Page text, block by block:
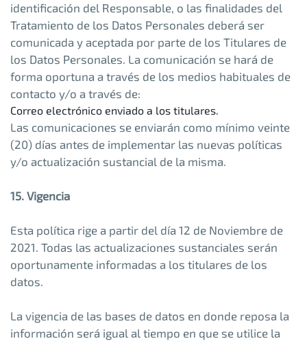
identificación del Responsable, o las finalidades del
Tratamiento de los Datos Personales deberá ser
comunicada y aceptada por parte de los Titulares de
los Datos Personales. La comunicación se hará de
forma oportuna a través de los medios habituales de
contacto y/o a través de:
Correo electrónico enviado a los titulares.
Las comunicaciones se enviarán como mínimo veinte
(20) días antes de implementar las nuevas políticas
y/o actualización sustancial de la misma.
15. Vigencia
Esta política rige a partir del día 12 de Noviembre de
2021. Todas las actualizaciones sustanciales serán
oportunamente informadas a los titulares de los
datos.
La vigencia de las bases de datos en donde reposa la
información será igual al tiempo en que se utilice la